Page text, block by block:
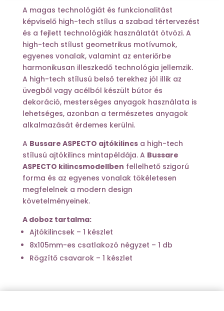
A magas technológiát és funkcionalitást
képviselő high-tech stílus a szabad tértervezést
és a fejlett technológiák használatát ötvözi. A
high-tech stílust geometrikus motívumok,
egyenes vonalak, valamint az enteriőrbe
harmonikusan illeszkedő technológia jellemzik.
A high-tech stílusú belső terekhez jól illik az
üvegből vagy acélból készült bútor és
dekoráció, mesterséges anyagok használata is
lehetséges, azonban a természetes anyagok
alkalmazását érdemes kerülni.
A Bussare ASPECTO ajtókilincsa high-tech
stílusú ajtókilincs mintapéldája. A Bussare
ASPECTO kilincsmodellben fellelhető szigorú
forma és az egyenes vonalak tökéletesen
megfelelnek a modern design
követelményeinek.
A doboz tartalma:
Ajtókilincsek – 1 készlet
8x105mm-es csatlakozó négyzet – 1 db
Rögzítő csavarok – 1 készlet